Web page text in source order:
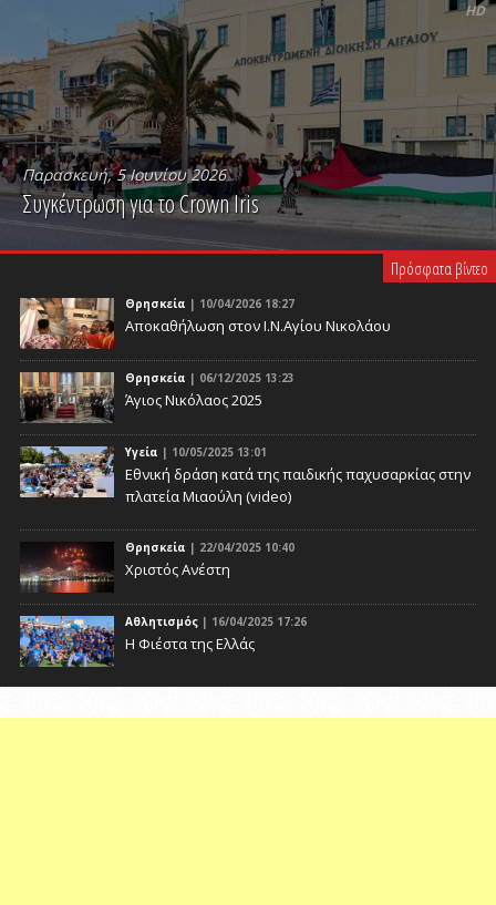
Παρασκευή, 5 Ιουνίου 2026
Συγκέντρωση για το Crown Iris
PLAY VIDEO
HD
Πρόσφατα βίντεο
Θρησκεία | 10/04/2026 18:27
Αποκαθήλωση στον Ι.Ν.Αγίου Νικολάου
Θρησκεία | 06/12/2025 13:23
Άγιος Νικόλαος 2025
Υγεία | 10/05/2025 13:01
Eθνική δράση κατά της παιδικής παχυσαρκίας στην
πλατεία Μιαούλη (video)
Θρησκεία | 22/04/2025 10:40
Χριστός Ανέστη
Αθλητισμός | 16/04/2025 17:26
Η Φιέστα της Ελλάς